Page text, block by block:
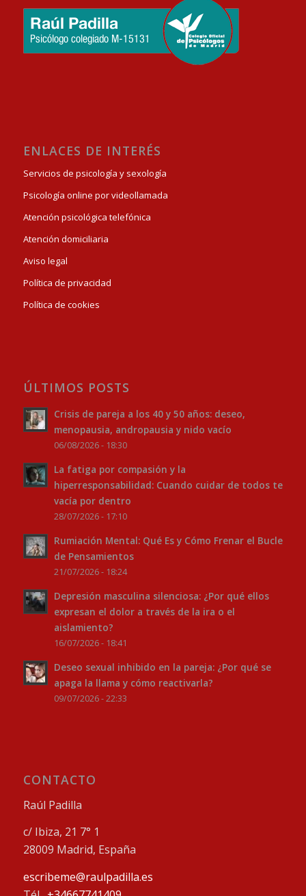
ENLACES DE INTERÉS
Servicios de psicología y sexología
Psicología online por videollamada
Atención psicológica telefónica
Atención domiciliaria
Aviso legal
Política de privacidad
Política de cookies
ÚLTIMOS POSTS
Crisis de pareja a los 40 y 50 años: deseo,
menopausia, andropausia y nido vacío
06/08/2026 - 18:30
La fatiga por compasión y la
hiperresponsabilidad: Cuando cuidar de todos te
vacía por dentro
28/07/2026 - 17:10
Rumiación Mental: Qué Es y Cómo Frenar el Bucle
de Pensamientos
21/07/2026 - 18:24
Depresión masculina silenciosa: ¿Por qué ellos
expresan el dolor a través de la ira o el
aislamiento?
16/07/2026 - 18:41
Deseo sexual inhibido en la pareja: ¿Por qué se
apaga la llama y cómo reactivarla?
09/07/2026 - 22:33
CONTACTO
Raúl Padilla
c/ Ibiza, 21 7° 1
28009 Madrid, España
escribeme@raulpadilla.es